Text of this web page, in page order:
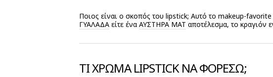
Ποιος είναι ο σκοπός του lipstick; Αυτό το makeup-favorite
ΓΥΑΛΆΔΑ είτε ένα ΑΥΣΤΗΡΆ ΜΑΤ αποτέλεσμα, το κραγιόν
ΤΙ ΧΡΩΜΑ LIPSTICK ΝΑ ΦΟΡΕΣΩ;